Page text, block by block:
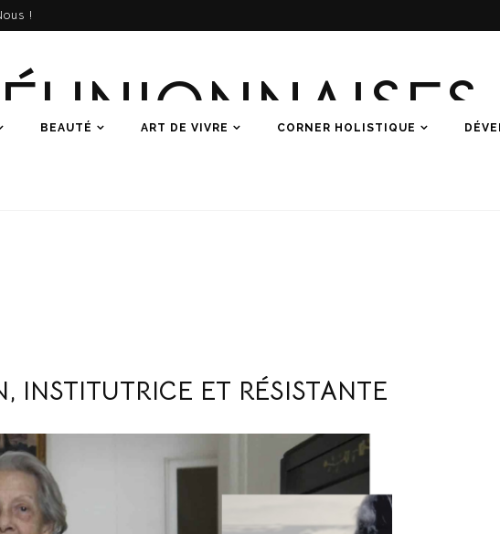
!
BEAUTÉ ART DE VIVRE CORNER HOLISTIQUE
INSTITUTRICE ET RÉSISTANTE